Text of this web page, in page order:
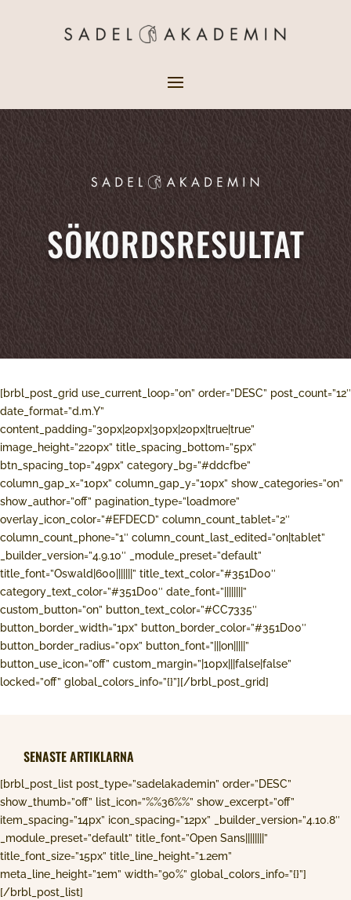
SÖKORDSRESULTAT
[brbl_post_grid use_current_loop=”on” order=”DESC” post_count=”12″
date_format=”d.m.Y”
content_padding=”30px|20px|30px|20px|true|true”
image_height=”220px” title_spacing_bottom=”5px”
btn_spacing_top=”49px” category_bg=”#ddcfbe”
column_gap_x=”10px” column_gap_y=”10px” show_categories=”on”
show_author=”off” pagination_type=”loadmore”
overlay_icon_color=”#EFDECD” column_count_tablet=”2″
column_count_phone=”1″ column_count_last_edited=”on|tablet”
_builder_version=”4.9.10″ _module_preset=”default”
title_font=”Oswald|600|||||||” title_text_color=”#351D00″
category_text_color=”#351D00″ date_font=”||||||||”
custom_button=”on” button_text_color=”#CC7335″
button_border_width=”1px” button_border_color=”#351D00″
button_border_radius=”0px” button_font=”|||on|||||”
button_use_icon=”off” custom_margin=”|10px|||false|false”
locked=”off” global_colors_info=”{}”][/brbl_post_grid]
SENASTE ARTIKLARNA
[brbl_post_list post_type=”sadelakademin” order=”DESC”
show_thumb=”off” list_icon=”%%36%%” show_excerpt=”off”
item_spacing=”14px” icon_spacing=”12px” _builder_version=”4.10.8″
_module_preset=”default” title_font=”Open Sans||||||||”
title_font_size=”15px” title_line_height=”1.2em”
meta_line_height=”1em” width=”90%” global_colors_info=”{}”]
[/brbl_post_list]